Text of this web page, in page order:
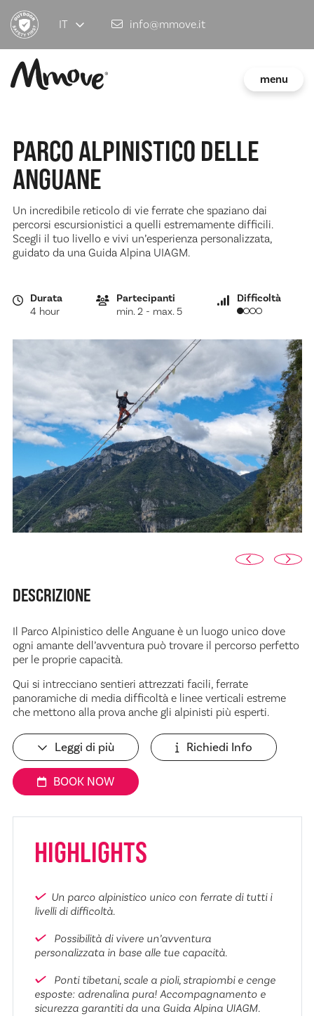
IT info@mmove.it
menu
PARCO ALPINISTICO DELLE
ANGUANE
Un incredibile reticolo di vie ferrate che spaziano dai
percorsi escursionistici a quelli estremamente difficili.
Scegli il tuo livello e vivi un’esperienza personalizzata,
guidato da una Guida Alpina UIAGM.
Durata
4 hour
Partecipanti
min. 2 - max. 5
Difficoltà
DESCRIZIONE
Il Parco Alpinistico delle Anguane è un luogo unico dove
ogni amante dell’avventura può trovare il percorso perfetto
per le proprie capacità.
Qui si intrecciano sentieri attrezzati facili, ferrate
panoramiche di media difficoltà e linee verticali estreme
che mettono alla prova anche gli alpinisti più esperti.
Leggi di più Richiedi Info
BOOK NOW
HIGHLIGHTS
Un parco alpinistico unico con ferrate di tutti i
livelli di difficoltà.
Possibilità di vivere un’avventura
personalizzata in base alle tue capacità.
Ponti tibetani, scale a pioli, strapiombi e cenge
esposte: adrenalina pura! Accompagnamento e
sicurezza garantiti da una Guida Alpina UIAGM.